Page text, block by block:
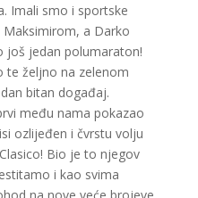
Imali smo i sportske
Maksimirom, a Darko
još jedan polumaraton!
te željno na zelenom
bitan događaj.
među nama pokazao
ozlijeđen i čvrstu volju
Bio je to njegov
i kao svima